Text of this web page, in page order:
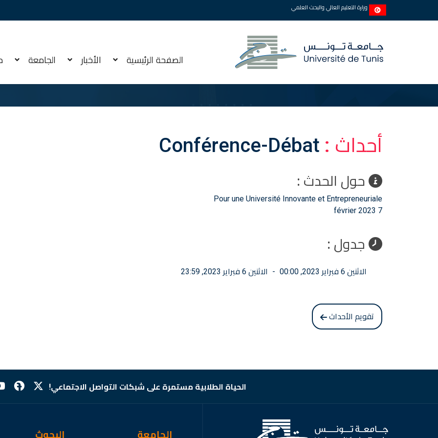
وزارة التعليم العالي والبحث العلمي
الصفحة الرئيسية الأخبار الجامعة
أحداث : Conférence-Débat
حول الحدث :
Pour une Université Innovante et Entrepreneuriale
7 février 2023
جدول :
الاثنين 6 فبراير 2023, 00:00 - الاثنين 6 فبراير 2023, 23:59
تقويم الأحداث
الحياة الطلابية مستمرة على شبكات التواصل الاجتماعي!
الجامعة البحوث